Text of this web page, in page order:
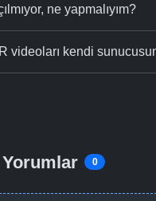
ne yapmalıyım?
videoları kendi
Yorumlar 0